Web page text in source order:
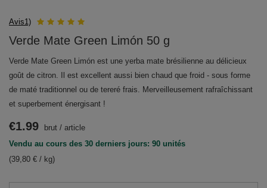
Avis1)
Verde Mate Green Limón 50 g
Verde Mate Green Limón est une yerba mate brésilienne au délicieux
goût de citron. Il est excellent aussi bien chaud que froid - sous forme
de maté traditionnel ou de tereré frais. Merveilleusement rafraîchissant
et superbement énergisant !
€1.99 brut / article
Vendu au cours des 30 derniers jours: 90 unités
(39,80 € / kg)